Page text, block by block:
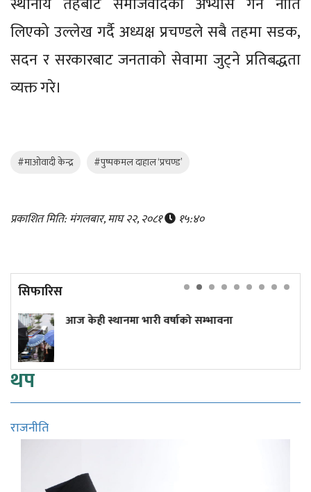
लिएको उल्लेख गर्दै अध्यक्ष प्रचण्डले सबै तहमा सडक,
सदन र सरकारबाट जनताको सेवामा जुट्ने प्रतिबद्धता
व्यक्त गरे।
#माओवादी केन्द्र #पुष्पकमल दाहाल ‘प्रचण्ड’
प्रकाशित मिति: मंगलबार, माघ २२, २०८१ १५:४०
सिफारिस
भारी वर्षाको सम्भावना
थप
राजनीति